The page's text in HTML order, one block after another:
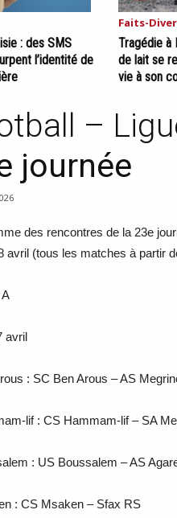
: des SMS
l’identité de
Faits-
Tragédie à
de lait se
vie à son
–
journée
des rencontres de la 23e
avril (tous les matches à partir
avril
: SC Ben Arous – AS
lif : CS Hammam-lif – SA
: US Boussalem – AS
: CS Msaken – Sfax RS